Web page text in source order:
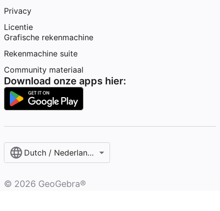
Privacy
Licentie
Grafische rekenmachine
Rekenmachine suite
Community materiaal
Download onze apps hier:
Dutch / Nederlands‎ (België)‎
© 2026 GeoGebra®